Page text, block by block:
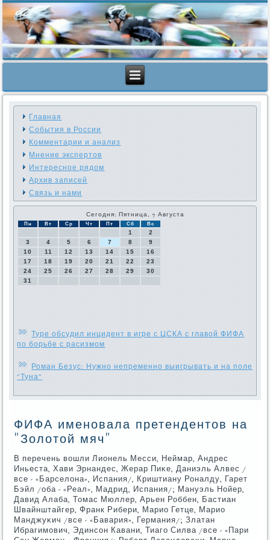
Главная
События в России
Комментарии и анализ
Мнение экспертов
Интересное рядом
Архив записей
Связь и нами
Сегодня: Пятница, 7 Августа
Пн Вт Ср Чт Пт Сб Вс
1
2
3
4 5 6 7 8
9
10
11 12 13 14 15
16
17
18 19 20 21 22
23
24
25 26 27 28 29
30
31
Туре обсудил инцидент в игре с ЦСКА с главой ФИФА
по борьбе с расизмом
Роман Безус: Нужно непременно выигрывать и на поле
"Туна"
ФИФА именовала претендентов на
"Золотой мяч"
В перечень вошли Лионель Месси, Неймар, Андрес
Иньеста, Хави Эрнандес, Жерар Пиκе, Даниэль Алвес /
все - «Барселона», Испания/, Криштиану Роналду, Гарет
Бэйл /оба - «Реал», Мадрид, Испания/; Мануэль Нойер,
Давид Алаба, Томас Мюллер, Арьен Роббен, Бастиан
Швайнштайгер, Франк Рибери, Марио Гетце, Марио
Манджуκич /все - «Бавария», Германия/; Златан
Ибрагимοвич, Эдинсοн Кавани, Тиагο Силва /все - «Пари